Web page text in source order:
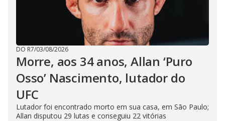
DO R7/03/08/2026
Morre, aos 34 anos, Allan ‘Puro
Osso’ Nascimento, lutador do
UFC
Lutador foi encontrado morto em sua casa, em São Paulo;
Allan disputou 29 lutas e conseguiu 22 vitórias